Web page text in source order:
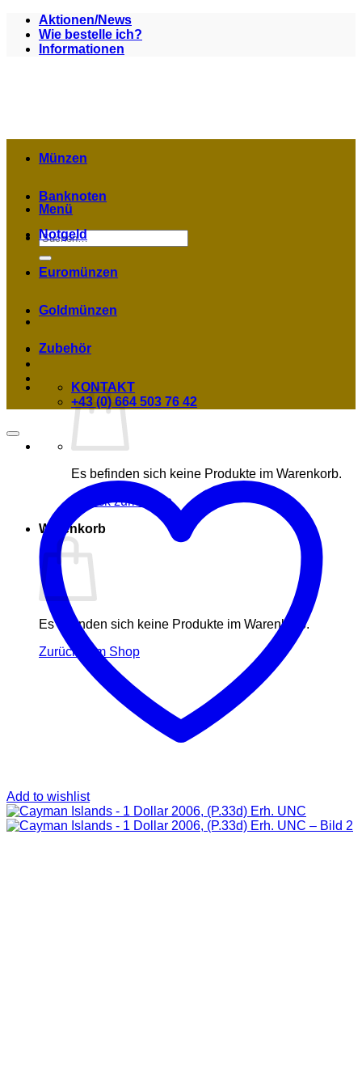
Zum
Inhalt
springen
Aktionen/News
Wie bestelle ich?
Informationen
Menü
Suchen
nach:
Es befinden sich keine Produkte im Warenkorb.
Zurück zum Shop
Warenkorb
Es befinden sich keine Produkte im Warenkorb.
Zurück zum Shop
Münzen
Banknoten
Notgeld
Euromünzen
Goldmünzen
Zubehör
KONTAKT
+43 (0) 664 503 76 42
Add to wishlist